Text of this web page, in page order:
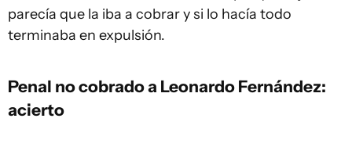
parecía que la iba a cobrar y si lo hacía todo
terminaba en expulsión.
Penal no cobrado a Leonardo Fernández:
acierto